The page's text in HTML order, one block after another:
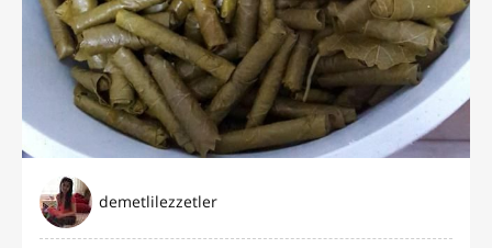
demetlilezzetler